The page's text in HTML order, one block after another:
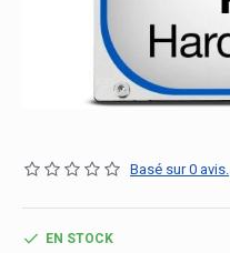
Basé sur 0 avis.
EN STOCK